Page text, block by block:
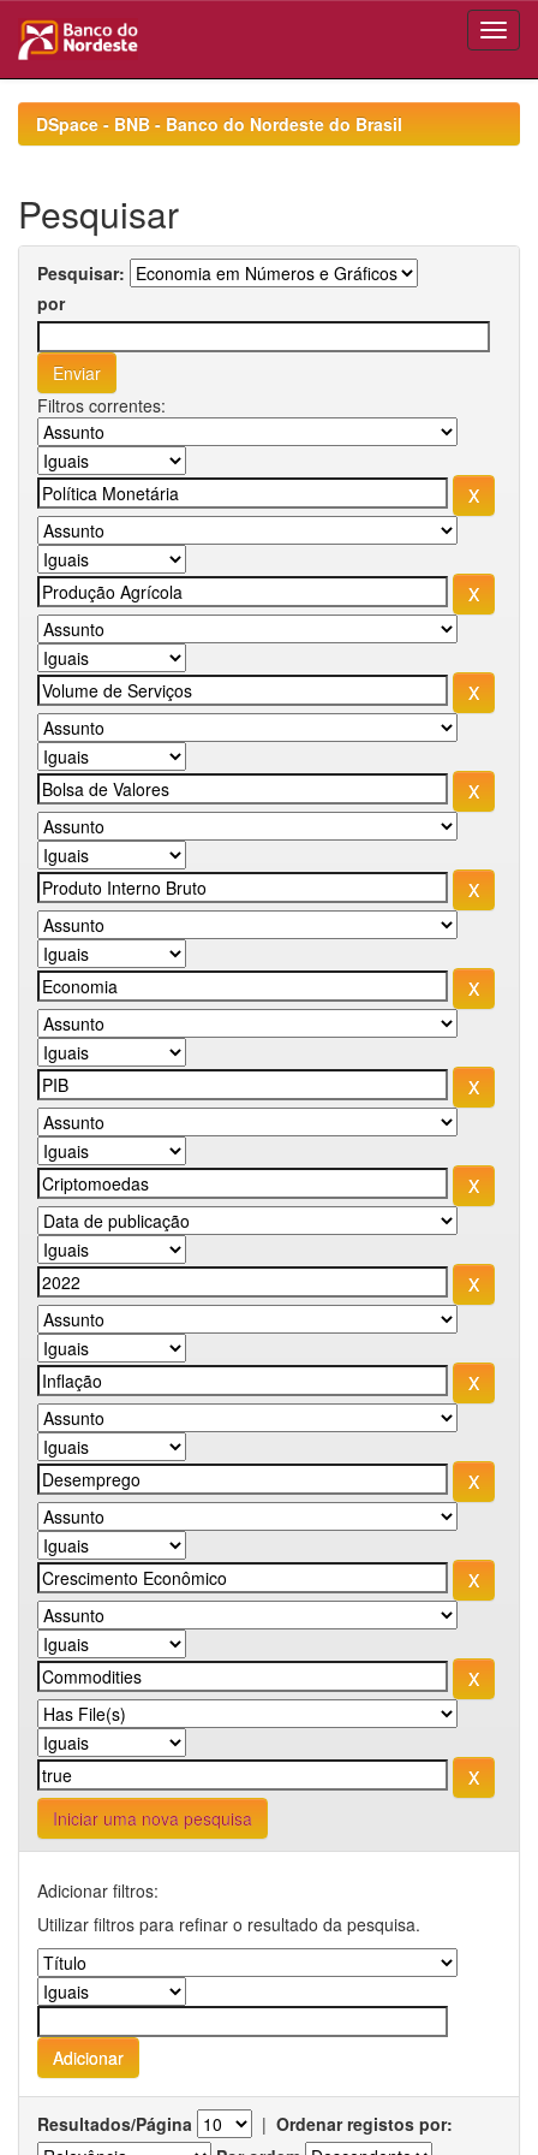
navigationDSpace - BNB - Banco do Nordeste do Brasil
Pesquisar
Pesquisar:
por
Filtros correntes:
Iniciar uma nova pesquisa
Adicionar filtros:
Utilizar filtros para refinar o resultado da pesquisa.
Resultados/Página | Ordenar registos por: